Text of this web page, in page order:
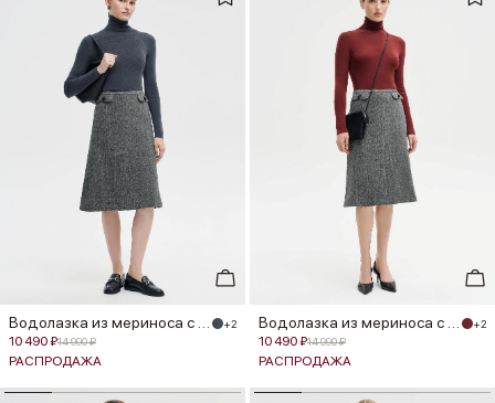
Водолазка из мериноса с шелком +2
10 490 ₽14 990 ₽
РАСПРОДАЖА
Водолазка из мериноса с шелком +2
10 490 ₽14 990 ₽
РАСПРОДАЖА